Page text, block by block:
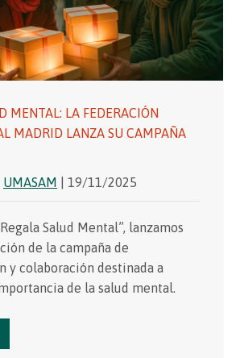
MENTAL: LA FEDERACIÓN
MADRID LANZA SU CAMPAÑA
UMASAM | 19/11/2025
Salud Mental”, lanzamos
de la campaña de
y colaboración destinada a
de la salud mental.